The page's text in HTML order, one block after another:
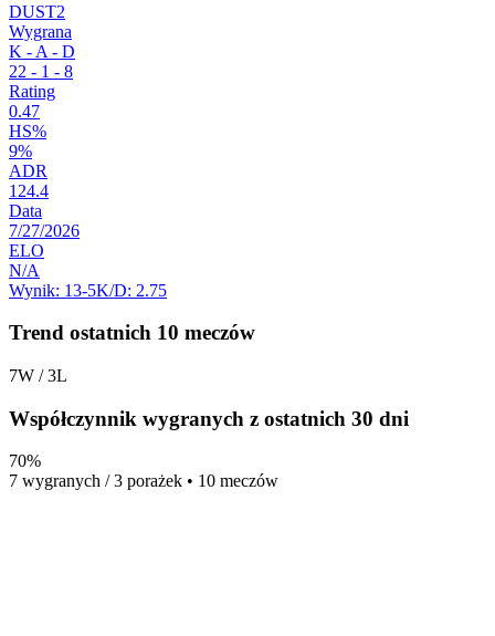
DUST2
Wygrana
K - A - D
22 - 1 - 8
Rating
0.47
HS%
9%
ADR
124.4
Data
7/27/2026
ELO
N/A
Wynik: 13-5K/D: 2.75
Trend ostatnich 10 meczów
7W / 3L
Współczynnik wygranych z ostatnich 30 dni
70%
7 wygranych / 3 porażek • 10 meczów